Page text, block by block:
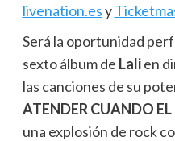
livenation.esy
Será la oportunidad
sexto álbum de Lalien
las canciones de su
ATENDER CUANDO
una explosión de rock